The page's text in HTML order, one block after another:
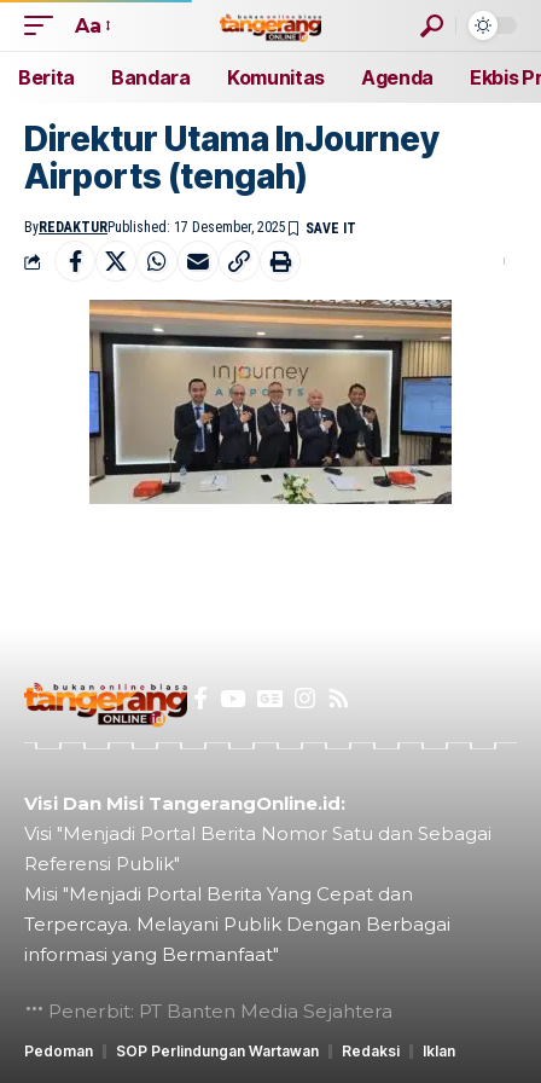
Aa
Berita Bandara Komunitas Agenda Ekbis
Direktur Utama InJourney
Airports (tengah)
ByREDAKTURPublished: 17 Desember, 2025
Visi Dan Misi TangerangOnline.id:
Visi "Menjadi Portal Berita Nomor Satu dan Sebagai
Referensi Publik"
Misi "Menjadi Portal Berita Yang Cepat dan
Terpercaya. Melayani Publik Dengan Berbagai
informasi yang Bermanfaat"
Penerbit: PT Banten Media Sejahtera
Pedoman SOP Perlindungan Wartawan Redaksi Iklan